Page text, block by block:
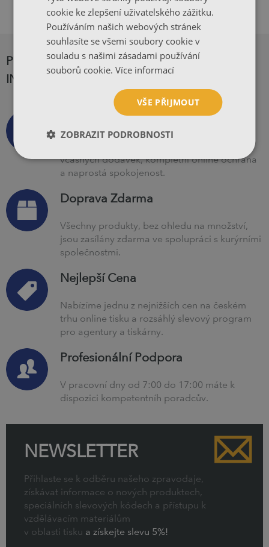
PROČ JE TISKÁRNA PIGA.CZ NEJLEPŠÍ
INTERNETOVÁ TISKÁRNA?
Slíb PIGA.CZ
včasných dodávek, kompletní online ochrana
a naprostá spokojenost.
Doprava Zdarma
Všechny produkty, bez ohledu na množství,
jsou zasílány zdarma ve spolupráci s kurýrními
společnostmi.
Nejlepší Cena
Nabízíme jednu z nejnižších cen na českém
trhu online tisku a rozsáhlý slevový program
pro agentury a tiskárny.
Profesionální Podpora
V pracovní dny od 7:00 do 17:00 máte k
dispozici kompetentníh poradcův.
NEWSLETTER
Přihlaste se k odběru našeho zpravodaje,
získávat informace o nových produktech,
speciálních slevových kódech a přístupu k
vzdělávacím materiálům
v oblasti tisku a získejte slevu 5%!
cookie ke zlepšení uživatelského zážitku.
Používáním našich webových stránek
souhlasíte se všemi soubory cookie v
souladu s našimi zásadami používání
souborů cookie.Více informací
VŠE PŘIJMOUT
ZOBRAZIT PODROBNOSTI